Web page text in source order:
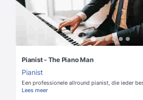
Pianist - The Piano Man
Pianist
Een professionele allround pianist, die ieder
Lees meer